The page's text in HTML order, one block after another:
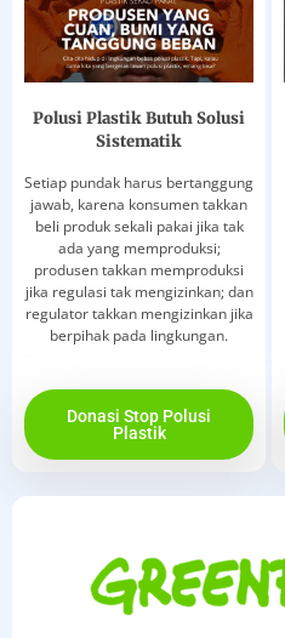
Polusi Plastik Butuh Solusi
Sistematik
Setiap pundak harus bertanggung
jawab, karena konsumen takkan
beli produk sekali pakai jika tak
ada yang memproduksi;
produsen takkan memproduksi
jika regulasi tak mengizinkan; dan
regulator takkan mengizinkan jika
berpihak pada lingkungan.
Donasi Stop Polusi
Plastik